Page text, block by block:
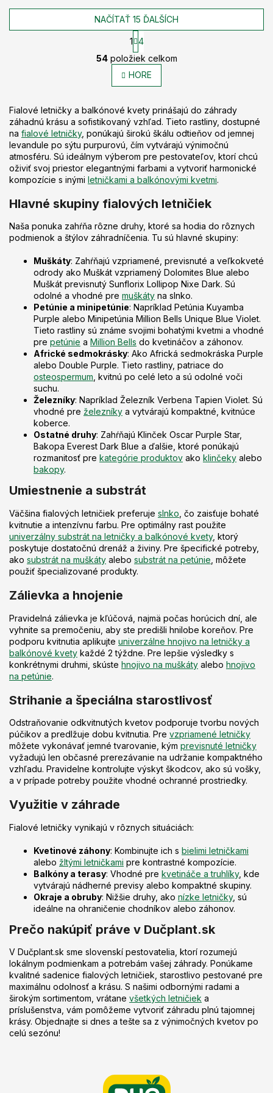
O
v
l
á
a
c
i
e
p
r
v
y
v
ý
p
s
u
NAČÍTAŤ 15 ĎALŠÍCH
S
t
r
o
v
a
n
i
e
1 4
54položiek celkom
HORE
Fialové letničky a balkónové kvety prinášajú do záhrady
záhadnú krásu a sofistikovaný vzhľad. Tieto rastliny, dostupné
na fialové letničky, ponúkajú širokú škálu odtieňov od jemnej
levandule po sýtu purpurovú, čím vytvárajú výnimočnú
atmosféru. Sú ideálnym výberom pre pestovateľov, ktorí chcú
oživiť svoj priestor elegantnými farbami a vytvoriť harmonické
kompozície s inými letničkami a balkónovými kvetmi.
Hlavné skupiny fialových letničiek
Naša ponuka zahŕňa rôzne druhy, ktoré sa hodia do rôznych
podmienok a štýlov záhradníčenia. Tu sú hlavné skupiny:
Muškáty: Zahŕňajú vzpriamené, previsnuté a veľkokveté
odrody ako Muškát vzpriamený Dolomites Blue alebo
Muškát previsnutý Sunflorix Lollipop Nixe Dark. Sú
odolné a vhodné pre muškáty na slnko.
Petúnie a minipetúnie: Napríklad Petúnia Kuyamba
Purple alebo Minipetúnia Million Bells Unique Blue Violet.
Tieto rastliny sú známe svojimi bohatými kvetmi a vhodné
pre petúnie a Million Bells do kvetináčov a záhonov.
Africké sedmokrásky: Ako Africká sedmokráska Purple
alebo Double Purple. Tieto rastliny, patriace do
osteospermum , kvitnú po celé leto a sú odolné voči
suchu.
Železníky: Napríklad Železník Verbena Tapien Violet. Sú
vhodné pre železníky a vytvárajú kompaktné, kvitnúce
koberce.
Ostatné druhy: Zahŕňajú Klinček Oscar Purple Star,
Bakopa Everest Dark Blue a ďalšie, ktoré ponúkajú
rozmanitosť pre kategórie produktov ako klinčeky alebo
bakopy.
Umiestnenie a substrát
Väčšina fialových letničiek preferuje slnko , čo zaisťuje bohaté
kvitnutie a intenzívnu farbu. Pre optimálny rast použite
univerzálny substrát na letničky a balkónové kvety, ktorý
poskytuje dostatočnú drenáž a živiny. Pre špecifické potreby,
ako substrát na muškáty alebo substrát na petúnie , môžete
použiť špecializované produkty.
Zálievka a hnojenie
Pravidelná zálievka je kľúčová, najmä počas horúcich dní, ale
vyhnite sa premočeniu, aby ste predišli hnilobe koreňov. Pre
podporu kvitnutia aplikujte univerzálne hnojivo na letničky a
balkónové kvety každé 2 týždne. Pre lepšie výsledky s
konkrétnymi druhmi, skúste hnojivo na muškáty alebo hnojivo
na petúnie.
Strihanie a špeciálna starostlivosť
Odstraňovanie odkvitnutých kvetov podporuje tvorbu nových
púčikov a predlžuje dobu kvitnutia. Pre vzpriamené letničky
môžete vykonávať jemné tvarovanie, kým previsnuté letničky
vyžadujú len občasné prerezávanie na udržanie kompaktného
vzhľadu. Pravidelne kontrolujte výskyt škodcov, ako sú vošky,
a v prípade potreby použite vhodné ochranné prostriedky.
Využitie v záhrade
Fialové letničky vynikajú v rôznych situáciách:
Kvetinové záhony: Kombinujte ich s bielimi letničkami
alebo žltými letničkami pre kontrastné kompozície.
Balkóny a terasy: Vhodné pre kvetináče a truhlíky, kde
vytvárajú nádherné previsy alebo kompaktné skupiny.
Okraje a obruby: Nižšie druhy, ako nízke letničky, sú
ideálne na ohraničenie chodníkov alebo záhonov.
Prečo nakúpiť práve v Dučplant.sk
V Dučplant.sk sme slovenskí pestovatelia, ktorí rozumejú
lokálnym podmienkam a potrebám vašej záhrady. Ponúkame
kvalitné sadenice fialových letničiek, starostlivo pestované pre
maximálnu odolnosť a krásu. S našimi odbornými radami a
širokým sortimentom, vrátane všetkých letničiek a
príslušenstva, vám pomôžeme vytvoriť záhradu plnú tajomnej
krásy. Objednajte si dnes a tešte sa z výnimočných kvetov po
celú sezónu!